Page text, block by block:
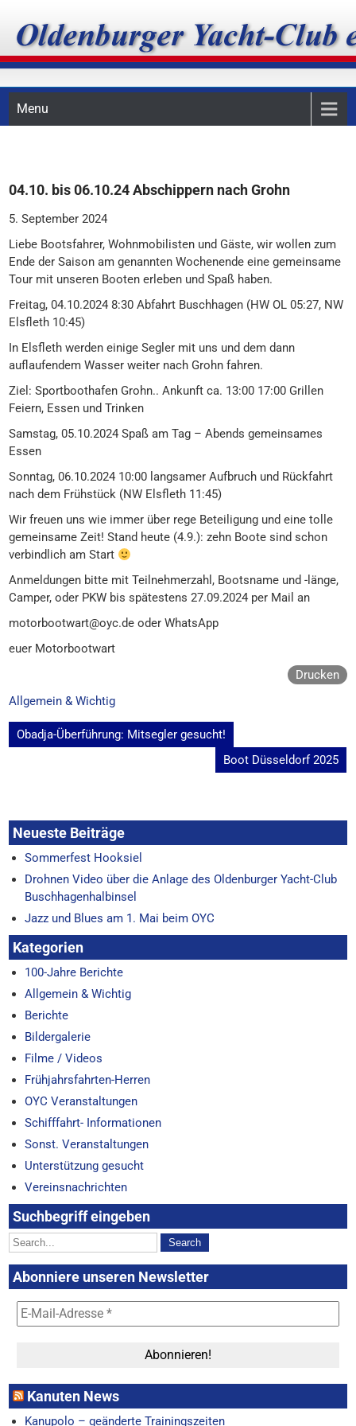
content
Oldenburger Yacht-Club
e.V.
Menu
04.10. bis 06.10.24 Abschippern nach Grohn
5. September 2024
Liebe Bootsfahrer, Wohnmobilisten und Gäste,wir wollen zum
Ende der Saison am genannten Wochenende eine gemeinsame
Tour mit unseren Booten erleben und Spaß haben.
Freitag, 04.10.2024 8:30Abfahrt Buschhagen (HW OL 05:27, NW
Elsfleth 10:45)
In Elsfleth werden einige Segler mit uns und dem dann
auflaufendem Wasser weiter nach Grohn fahren.
Ziel:Sportboothafen Grohn.. Ankunft ca. 13:00 17:00 Grillen
Feiern, Essen und Trinken
Samstag, 05.10.2024Spaßam Tag – Abends gemeinsames
Essen
Sonntag, 06.10.2024 10:00 langsamer Aufbruch und Rückfahrt
nach dem Frühstück (NW Elsfleth 11:45)
Wir freuen uns wie immer über rege Beteiligung und eine tolle
gemeinsame Zeit!Stand heute (4.9.): zehn Boote sind schon
verbindlich am Start
Anmeldungen bitte mit Teilnehmerzahl, Bootsname und -länge,
Camper, oder PKW bis spätestens 27.09.2024 per Mail an
motorbootwart@oyc.deoder WhatsApp
euer Motorbootwart
Drucken
Allgemein & Wichtig
Beitragsnavigation
Obadja-Überführung: Mitsegler gesucht!
Boot Düsseldorf 2025
Neueste Beiträge
Sommerfest Hooksiel
Drohnen Video über die Anlage des Oldenburger Yacht-Club
Buschhagenhalbinsel
Jazz und Blues am 1. Mai beim OYC
Kategorien
100-Jahre Berichte
Allgemein & Wichtig
Berichte
Bildergalerie
Filme / Videos
Frühjahrsfahrten-Herren
OYC Veranstaltungen
Schifffahrt- Informationen
Sonst. Veranstaltungen
Unterstützung gesucht
Vereinsnachrichten
Suchbegriff eingeben
Abonniere unseren Newsletter
Kanuten News
Kanupolo – geänderte Trainingszeiten